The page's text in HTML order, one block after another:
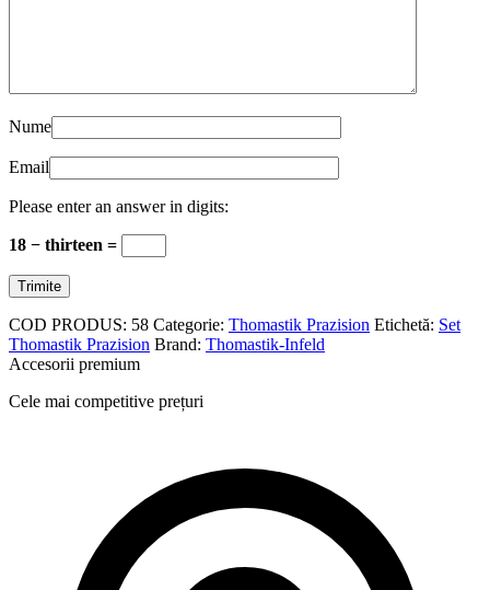
Nume
Email
Please enter an answer in digits:
18 − thirteen =
COD PRODUS: 58 Categorie: Thomastik Prazision Etichetă: Set
Thomastik Prazision Brand: Thomastik-Infeld
Accesorii premium
Cele mai competitive prețuri